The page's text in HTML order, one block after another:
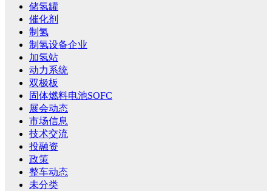
储氢罐
催化剂
制氢
制氢设备企业
加氢站
动力系统
双极板
固体燃料电池SOFC
展会动态
市场信息
技术交流
投融资
政策
整车动态
未分类